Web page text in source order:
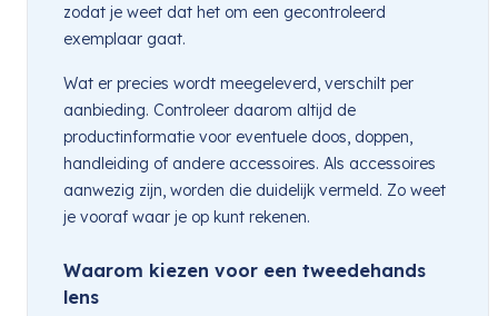
zodat je weet dat het om een gecontroleerd
exemplaar gaat.
Wat er precies wordt meegeleverd, verschilt per
aanbieding. Controleer daarom altijd de
productinformatie voor eventuele doos, doppen,
handleiding of andere accessoires. Als accessoires
aanwezig zijn, worden die duidelijk vermeld. Zo weet
je vooraf waar je op kunt rekenen.
Waarom kiezen voor een tweedehands
lens